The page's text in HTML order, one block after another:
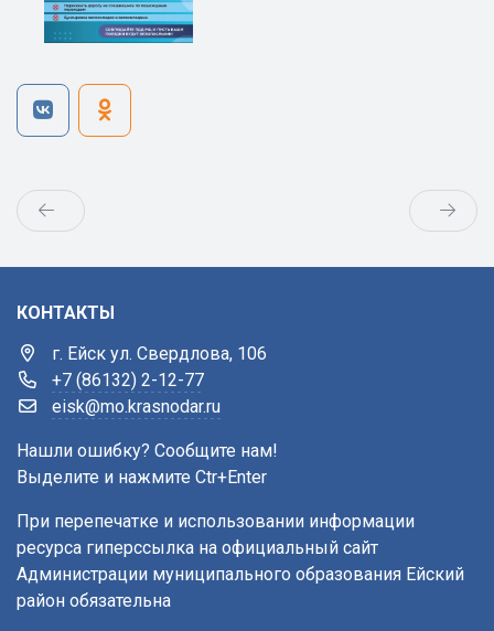
КОНТАКТЫ
г. Ейск ул. Свердлова, 106
+7 (86132) 2-12-77
eisk@mo.krasnodar.ru
Нашли ошибку? Сообщите нам!
Выделите и нажмите Ctr+Enter
При перепечатке и использовании информации
ресурса гиперссылка на официальный сайт
Администрации муниципального образования Ейский
район обязательна